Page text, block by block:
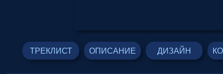
ТРЕКЛИСТ ОПИСАНИЕ ДИЗАЙН